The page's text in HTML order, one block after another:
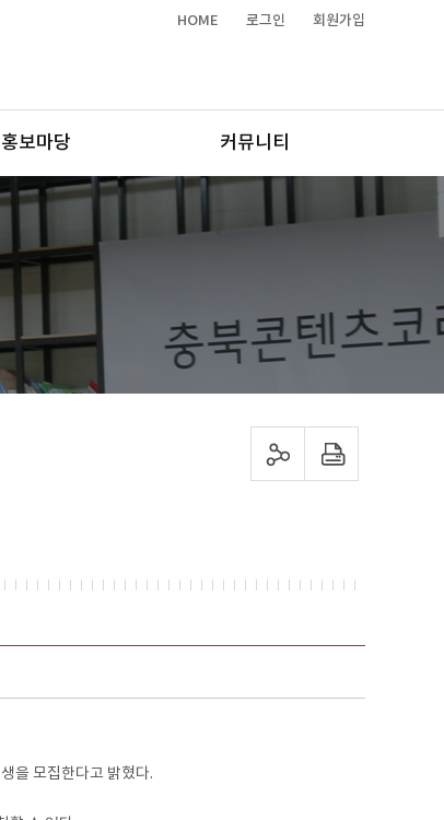
HOME 로그인 회원가입
홍보마당 커뮤니티
sns 공유하기 프린트하기
을 모집한다고 밝혔다.